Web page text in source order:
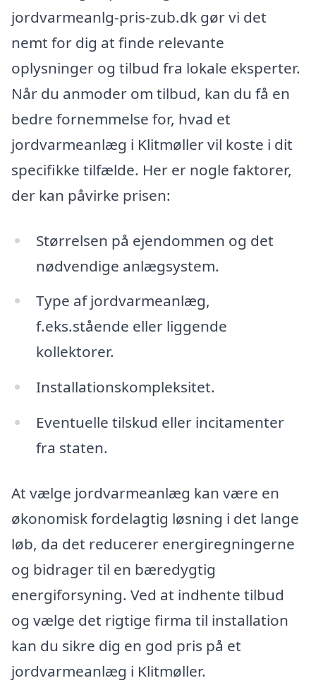
jordvarmeanlg-pris-zub.dk gør vi det
nemt for dig at finde relevante
oplysninger og tilbud fra lokale eksperter.
Når du anmoder om tilbud, kan du få en
bedre fornemmelse for, hvad et
jordvarmeanlæg i Klitmøller vil koste i dit
specifikke tilfælde. Her er nogle faktorer,
der kan påvirke prisen:
Størrelsen på ejendommen og det
nødvendige anlægsystem.
Type af jordvarmeanlæg,
f.eks.stående eller liggende
kollektorer.
Installationskompleksitet.
Eventuelle tilskud eller incitamenter
fra staten.
At vælge jordvarmeanlæg kan være en
økonomisk fordelagtig løsning i det lange
løb, da det reducerer energiregningerne
og bidrager til en bæredygtig
energiforsyning. Ved at indhente tilbud
og vælge det rigtige firma til installation
kan du sikre dig en god pris på et
jordvarmeanlæg i Klitmøller.